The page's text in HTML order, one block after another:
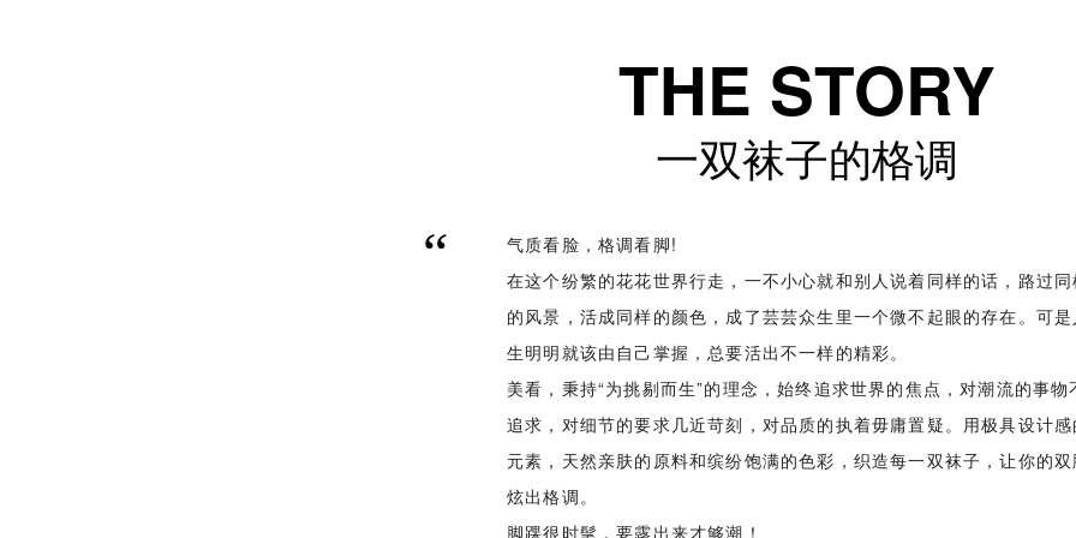
THE STORY
一双袜子的格调
气质看脸，格调看脚!
在这个纷繁的花花世界行走，一不小心就和别人说着同样的话，路过同
的风景，活成同样的颜色，成了芸芸众生里一个微不起眼的存在。可是
生明明就该由自己掌握，总要活出不一样的精彩。
美看，秉持“为挑剔而生”的理念，始终追求世界的焦点，对潮流的事物
追求，对细节的要求几近苛刻，对品质的执着毋庸置疑。用极具设计感
元素，天然亲肤的原料和缤纷饱满的色彩，织造每一双袜子，让你的双
炫出格调。
脚踝很时髦，要露出来才够潮！